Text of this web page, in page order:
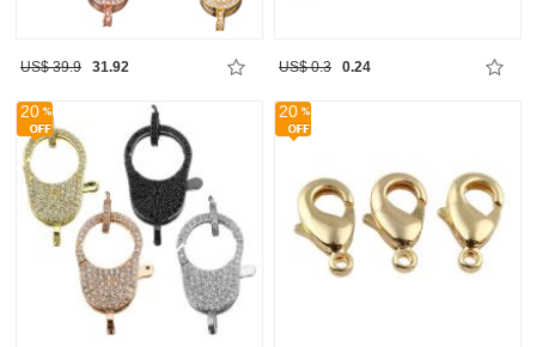
US$ 39.9 31.92 US$ 0.3 0.24
20 20